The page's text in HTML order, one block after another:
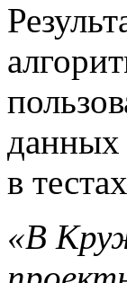
данных
в
«В